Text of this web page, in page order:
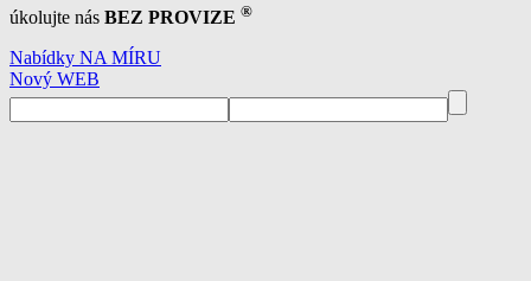
úkolujte nás BEZ PROVIZE ®
Nabídky NA MÍRU
Nový WEB